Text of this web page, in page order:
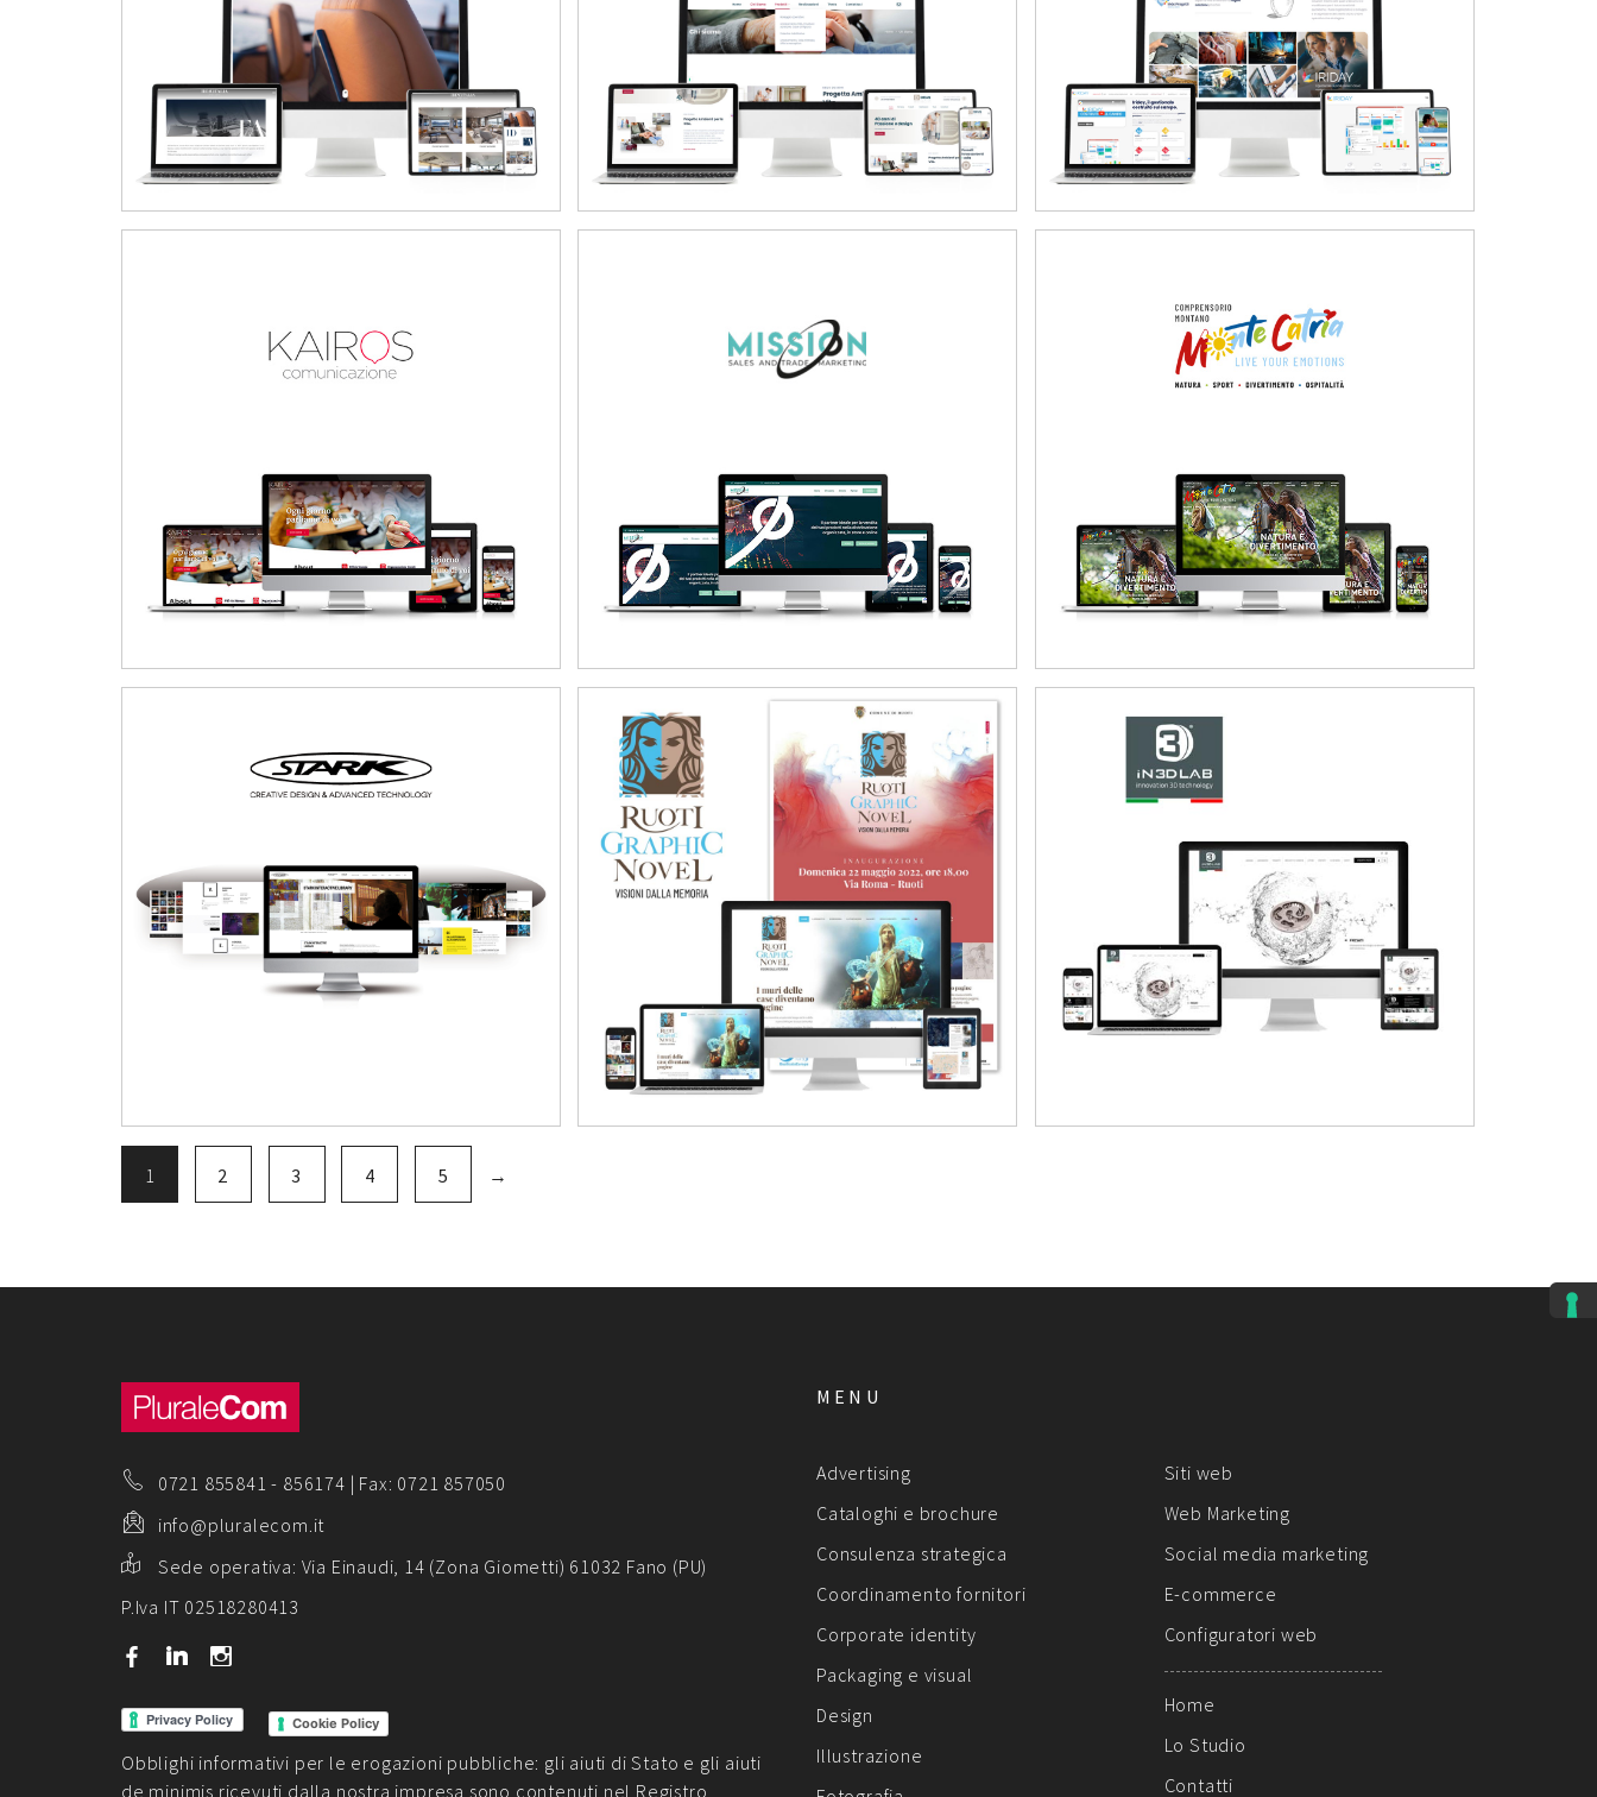
1 2 3 4 5 →
0721 855841 - 856174 | Fax: 0721 857050
info@pluralecom.it
Sede operativa: Via Einaudi, 14 (Zona Giometti) 61032 Fano (PU)
P.Iva IT 02518280413
b j x
Cookie Policy
Obblighi informativi per le erogazioni pubbliche: gli aiuti di Stato e gli aiuti
de minimis ricevuti dalla nostra impresa sono contenuti nel Registro
MENU
Advertising
Cataloghi e brochure
Consulenza strategica
Coordinamento fornitori
Corporate identity
Packaging e visual
Design
Illustrazione
Siti web
Web Marketing
Social media marketing
E-commerce
Configuratori web
Home
Lo Studio
Contatti